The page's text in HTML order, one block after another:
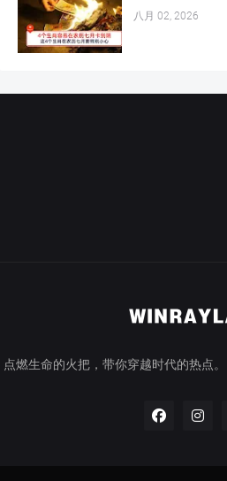
八月 02, 2026
点燃生命的火把，带你穿越时代的热点